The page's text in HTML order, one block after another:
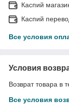
Каспий
Каспий
Все условия
Условия
Возврат товара в
Все условия